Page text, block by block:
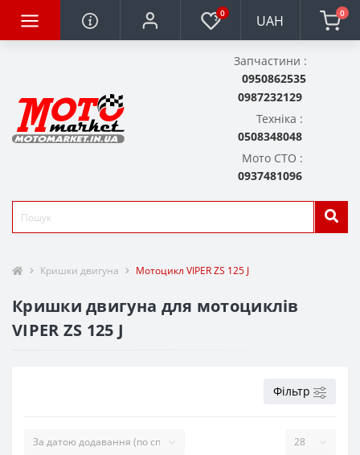
0 UAH 0
Запчастини :
0950862535
0987232129
Техніка :
0508348048
Мото СТО :
0937481096
Кришки двигуна Мотоцикл VIPER ZS 125 J
Кришки двигуна для мотоциклів
VIPER ZS 125 J
Фільтр